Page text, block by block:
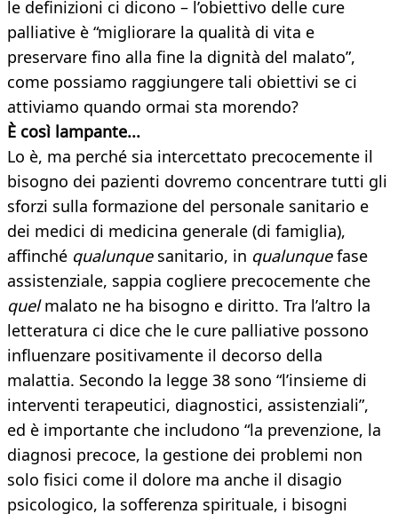
le definizioni ci dicono – l’obiettivo delle cure
palliative è “migliorare la qualità di vita e
preservare fino alla fine la dignità del malato”,
come possiamo raggiungere tali obiettivi se ci
attiviamo quando ormai sta morendo?
È così lampante...
Lo è, ma perché sia intercettato precocemente il
bisogno dei pazienti dovremo concentrare tutti gli
sforzi sulla formazione del personale sanitario e
dei medici di medicina generale (di famiglia),
affinché qualunque sanitario, in qualunquefase
assistenziale, sappia cogliere precocemente che
quelmalato ne ha bisogno e diritto. Tra l’altro la
letteratura ci dice che le cure palliative possono
influenzare positivamente il decorso della
malattia. Secondo la legge 38 sono “l’insieme di
interventi terapeutici, diagnostici, assistenziali”,
ed è importante che includono “la prevenzione, la
diagnosi precoce, la gestione dei problemi non
solo fisici come il dolore ma anche il disagio
psicologico, la sofferenza spirituale, i bisogni